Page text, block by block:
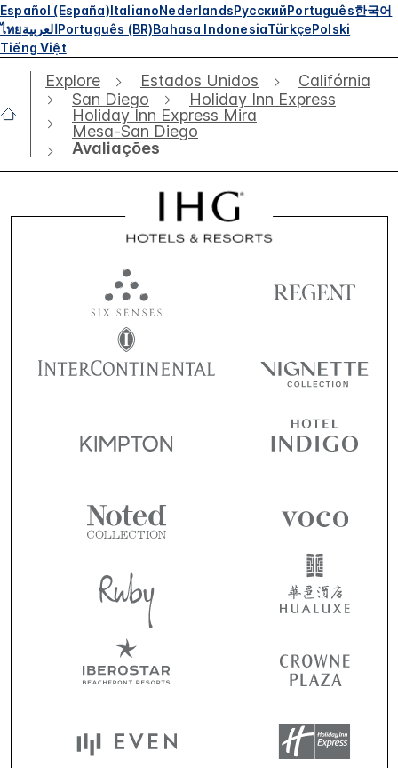
Español (España)ItalianoNederlandsРусскийPortuguês한국어
ไทยالعربيةPortuguês (BR)Bahasa IndonesiaTürkçePolski
Tiếng Việt
Explore Estados Unidos
Califórnia
San Diego
Holiday Inn Express
Holiday Inn Express Mira
Mesa-San Diego
Avaliações